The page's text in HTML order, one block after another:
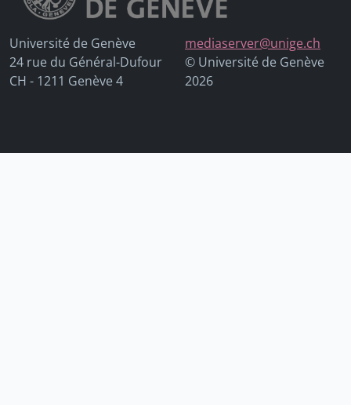
Université de Genève
24 rue du Général-Dufour
CH - 1211 Genève 4
mediaserver@unige.ch
© Université de Genève
2026